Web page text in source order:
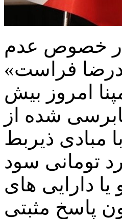
در خصوص عدم
فراست»
امروز بیش
شده از
مبادی ذیربط
تسویه بدهی ۵۰۰ میلیارد تومانی سود
دارایی های
پاسخ مثبتی